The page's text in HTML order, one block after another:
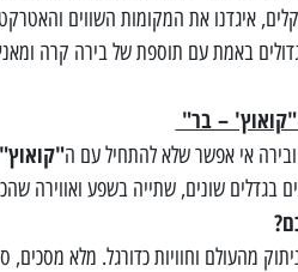
איגדנו את המקומות השווים
באמת עם תוספת של בירה קרה
– בר"
אי אפשר שלא להתחיל עם ה"קואוץ"
בגדלים שונים, שתייה בשפע ואווירה
מהעולם וחוויות כדורגל. מלא מסכים,